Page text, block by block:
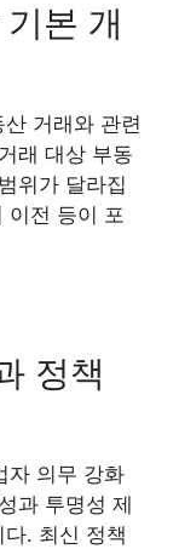
본 개
거래와 관련
래 대상 부동
위가 달라집
이전 등이 포
정책
자 의무 강화
과 투명성 제
. 최신 정책